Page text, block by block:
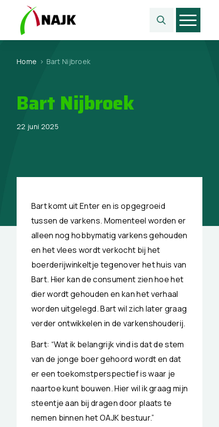
Home > Bart Nijbroek
Bart Nijbroek
22 juni 2025
Bart komt uit Enter en is opgegroeid
tussen de varkens. Momenteel worden er
alleen nog hobbymatig varkens gehouden
en het vlees wordt verkocht bij het
boerderijwinkeltje tegenover het huis van
Bart. Hier kan de consument zien hoe het
dier wordt gehouden en kan het verhaal
worden uitgelegd. Bart wil zich later graag
verder ontwikkelen in de varkenshouderij.
Bart: “Wat ik belangrijk vind is dat de stem
van de jonge boer gehoord wordt en dat
er een toekomstperspectief is waar je
naartoe kunt bouwen. Hier wil ik graag mijn
steentje aan bij dragen door plaats te
nemen binnen het OAJK bestuur.”